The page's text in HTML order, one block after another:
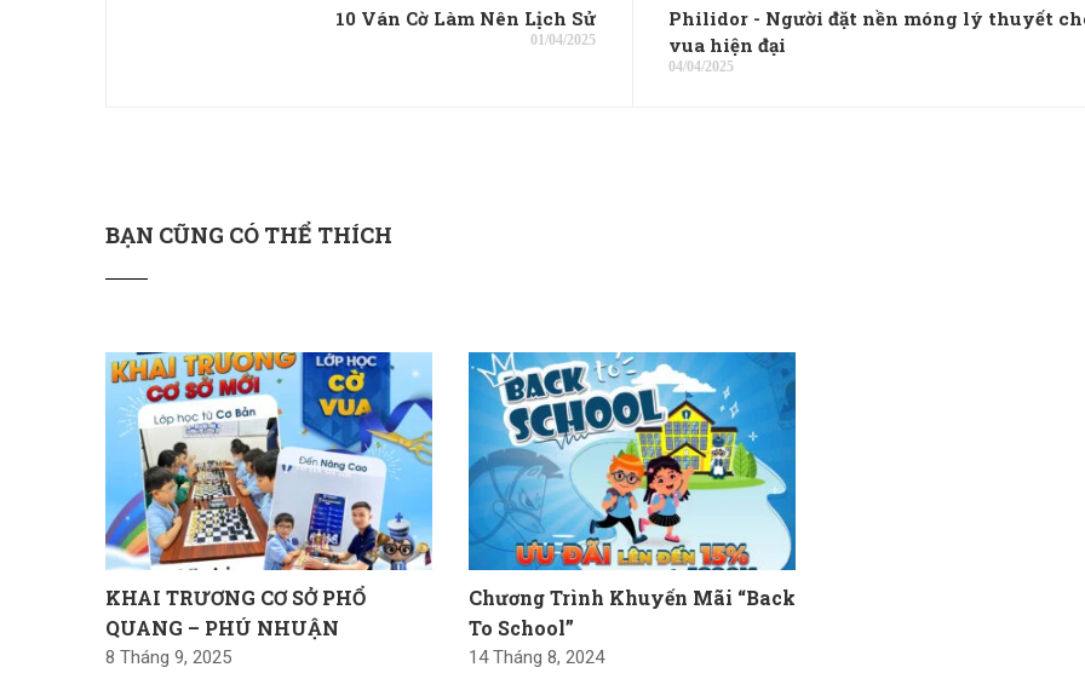
10 Ván Cờ Làm Nên Lịch Sử
01/04/2025
Philidor - Người đặt nền móng lý thuyết
vua hiện đại
04/04/2025
BẠN CŨNG CÓ THỂ THÍCH
KHAI TRƯƠNG CƠ SỞ PHỔ
QUANG – PHÚ NHUẬN
8 Tháng 9, 2025
Chương Trình Khuyến Mãi “Back
To School”
14 Tháng 8, 2024